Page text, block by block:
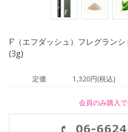
F’（エフダッシュ）フレグラン
(3g)
定価 1,320円(税込)
会員のみ購入